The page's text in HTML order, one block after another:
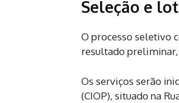
Seleção e
O processo seletivo
resultado
Os serviços serão
(CIOP), situado na